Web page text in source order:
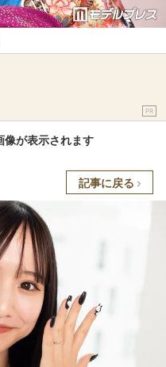
PR
像が表示されます
記事に戻る